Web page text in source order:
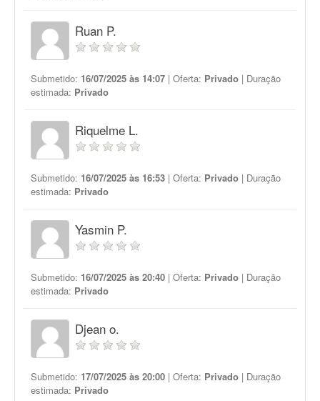
Ruan P.
Submetido: 16/07/2025 às 14:07 | Oferta: Privado | Duração
estimada: Privado
Riquelme L.
Submetido: 16/07/2025 às 16:53 | Oferta: Privado | Duração
estimada: Privado
Yasmin P.
Submetido: 16/07/2025 às 20:40 | Oferta: Privado | Duração
estimada: Privado
Djean o.
Submetido: 17/07/2025 às 20:00 | Oferta: Privado | Duração
estimada: Privado